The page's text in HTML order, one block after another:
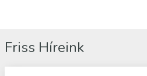
Friss Híreink